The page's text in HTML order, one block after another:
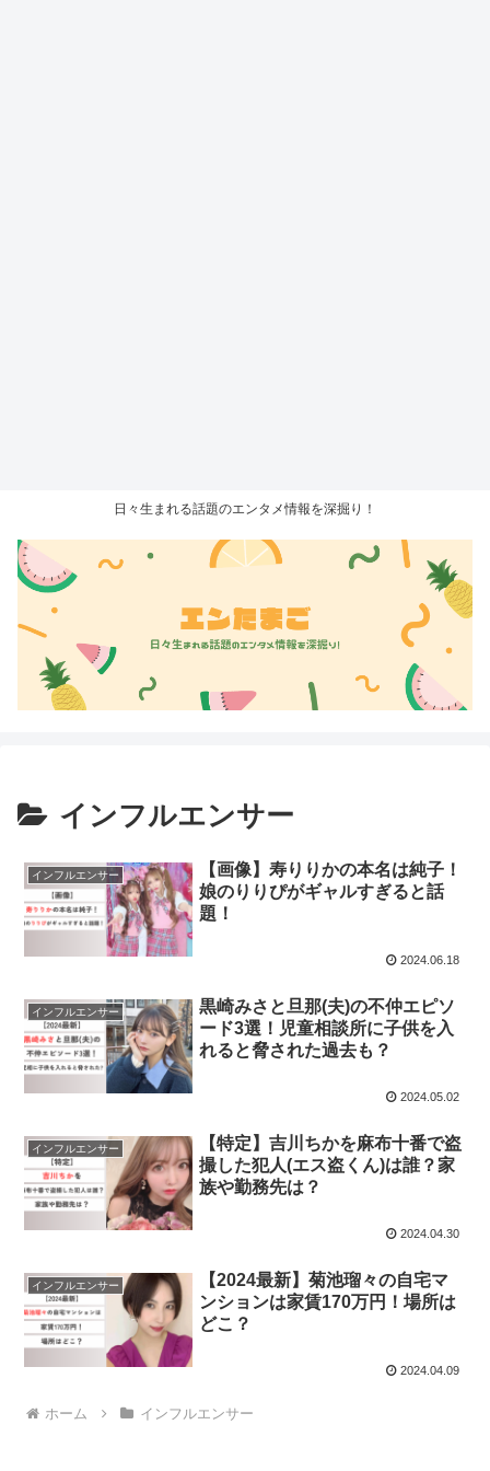
日々生まれる話題のエンタメ情報を深掘り！
インフルエンサー
インフルエンサー
【画像】寿りりかの本名は純子！
娘のりりぴがギャルすぎると話
題！
2024.06.18
インフルエンサー
黒崎みさと旦那(夫)の不仲エピソ
ード3選！児童相談所に子供を入
れると脅された過去も？
2024.05.02
インフルエンサー
【特定】吉川ちかを麻布十番で盗
撮した犯人(エス盗くん)は誰？家
族や勤務先は？
2024.04.30
インフルエンサー
【2024最新】菊池瑠々の自宅マ
ンションは家賃170万円！場所は
どこ？
2024.04.09
ホーム インフルエンサー